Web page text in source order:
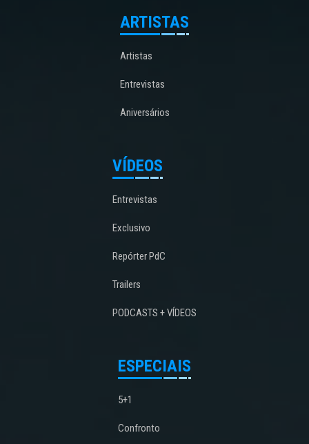
ARTISTAS
Artistas
Entrevistas
Aniversários
VÍDEOS
Entrevistas
Exclusivo
Repórter PdC
Trailers
PODCASTS + VÍDEOS
ESPECIAIS
5+1
Confronto